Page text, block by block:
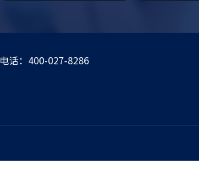
电话：400-027-8286